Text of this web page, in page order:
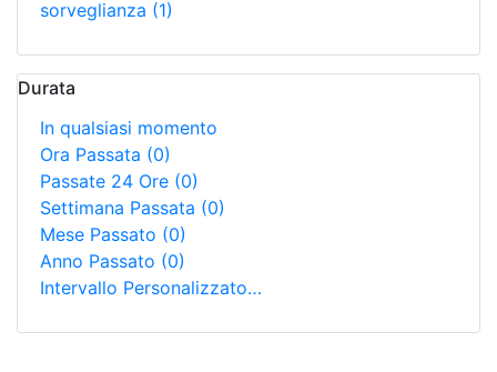
sorveglianza (1)
Durata
In qualsiasi momento
Ora Passata (0)
Passate 24 Ore (0)
Settimana Passata (0)
Mese Passato (0)
Anno Passato (0)
Intervallo Personalizzato…